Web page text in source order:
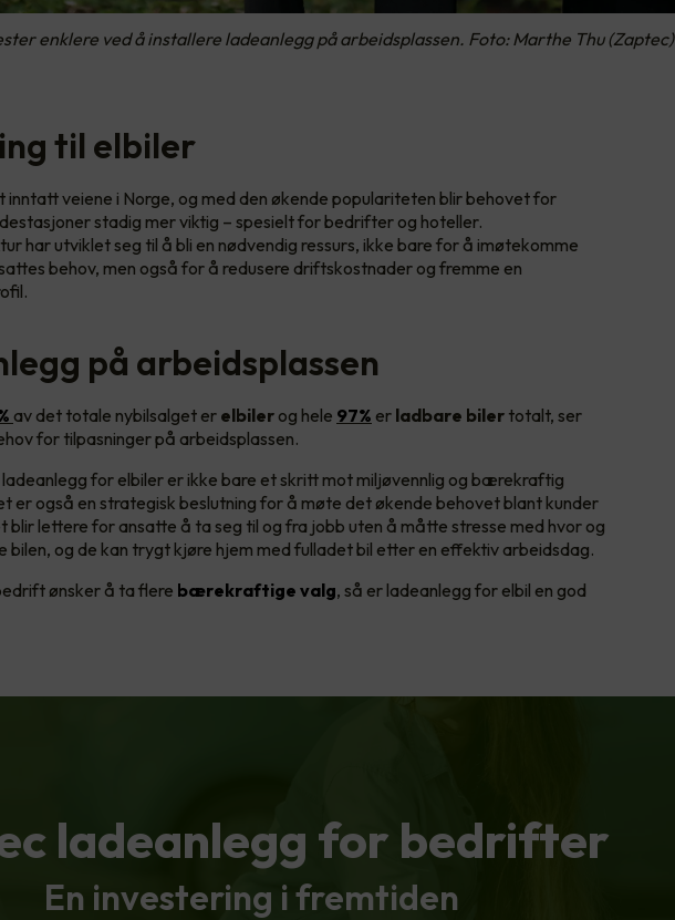
enklere ved å installere ladeanlegg på arbeidsplassen. Foto: Marthe Thu (Zaptec)
til elbiler
inntatt veiene i Norge, og med den økende populariteten blir behovet for
stadig mer viktig – spesielt for bedrifter og hoteller.
har utviklet seg til å bli en nødvendig ressurs, ikke bare for å imøtekomme
behov, men også for å redusere driftskostnader og fremme en
på arbeidsplassen
av det totale nybilsalget er elbiler og hele 97% er ladbare biler totalt, ser
for tilpasninger på arbeidsplassen.
for elbiler er ikke bare et skritt mot miljøvennlig og bærekraftig
er også en strategisk beslutning for å møte det økende behovet blant kunder
blir lettere for ansatte å ta seg til og fra jobb uten å måtte stresse med hvor og
bilen, og de kan trygt kjøre hjem med fulladet bil etter en effektiv arbeidsdag.
ønsker å ta flere bærekraftige valg, så er ladeanlegg for elbil en god
ladeanlegg for bedrifter
En investering i fremtiden